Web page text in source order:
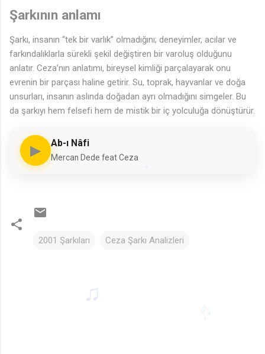
Şarkının anlamı
Şarkı, insanın “tek bir varlık” olmadığını; deneyimler, acılar ve
farkındalıklarla sürekli şekil değiştiren bir varoluş olduğunu
anlatır. Ceza’nın anlatımı, bireysel kimliği parçalayarak onu
evrenin bir parçası haline getirir. Su, toprak, hayvanlar ve doğa
unsurları, insanın aslında doğadan ayrı olmadığını simgeler. Bu
da şarkıyı hem felsefi hem de mistik bir iç yolculuğa dönüştürür.
▶ Ab-ı Nâfi
Mercan Dede feat Ceza
2001 Şarkıları Ceza Şarkı Analizleri